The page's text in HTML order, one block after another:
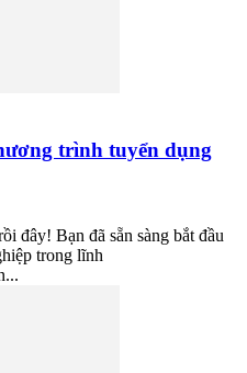
trình tuyển dụng
đây! Bạn đã sẵn sàng bắt đầu
trong lĩnh